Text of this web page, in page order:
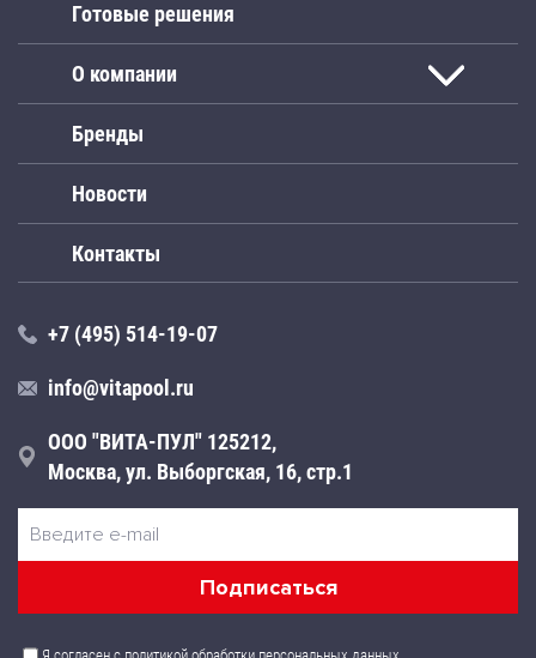
Готовые решения
О компании
Бренды
Новости
Контакты
+7 (495) 514-19-07
info@vitapool.ru
ООО "ВИТА-ПУЛ" 125212,
Москва, ул. Выборгская, 16, стр.1